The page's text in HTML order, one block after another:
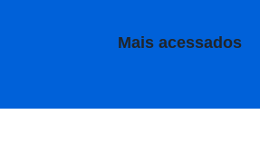
Mais acessados